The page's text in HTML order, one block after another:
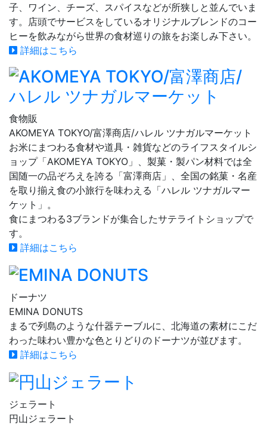
子、ワイン、チーズ、スパイスなどが所狭しと並んでいま
す。店頭でサービスをしているオリジナルブレンドのコー
ヒーを飲みながら世界の食材巡りの旅をお楽しみ下さい。
詳細はこちら
食物販
AKOMEYA TOKYO/富澤商店/ハレル ツナガルマーケット
お米にまつわる食材や道具・雑貨などのライフスタイルシ
ョップ「AKOMEYA TOKYO」、製菓・製パン材料では全
国随一の品ぞろえを誇る「富澤商店」、全国の銘菓・名産
を取り揃え食の小旅行を味わえる「ハレル ツナガルマー
ケット」。
食にまつわる3ブランドが集合したサテライトショップで
す。
詳細はこちら
ドーナツ
EMINA DONUTS
まるで列島のような什器テーブルに、北海道の素材にこだ
わった味わい豊かな色とりどりのドーナツが並びます。
詳細はこちら
ジェラート
円山ジェラート